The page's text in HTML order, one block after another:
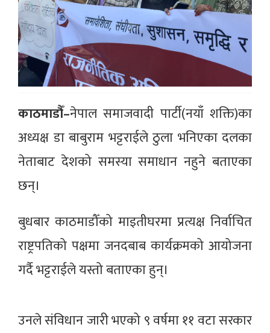
काठमाडौँ–नेपाल समाजवादी पार्टी(नयाँ शक्ति)का
अध्यक्ष डा बाबुराम भट्टराईले ठुला भनिएका दलका
नेताबाट देशको समस्या समाधान नहुने बताएका
छन्।
बुधबार काठमाडौँको माइतीघरमा प्रत्यक्ष निर्वाचित
राष्ट्रपतिको पक्षमा जनदबाब कार्यक्रमको आयोजना
गर्दै भट्टराईले यस्तो बताएका हुन्।
उनले संविधान जारी भएको ९ वर्षमा ११ वटा सरकार